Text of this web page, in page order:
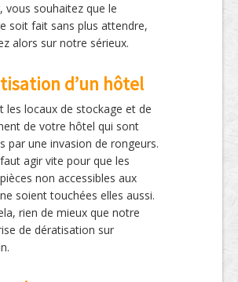
vous souhaitez que le
soit fait sans plus attendre,
alors sur notre sérieux.
d’un hôtel
les locaux de stockage et de
de votre hôtel qui sont
par une invasion de rongeurs.
agir vite pour que les
non accessibles aux
soient touchées elles aussi.
rien de mieux que notre
de dératisation sur